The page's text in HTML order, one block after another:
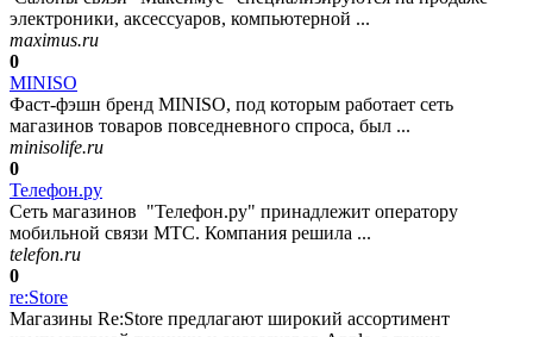
электроники, аксессуаров, компьютерной ...
maximus.ru
0
MINISO
Фаст‑фэшн бренд MINISO, под которым работает сеть
магазинов товаров повседневного спроса, был ...
minisolife.ru
0
Телефон.ру
Сеть магазинов "Телефон.ру" принадлежит оператору
мобильной связи МТС. Компания решила ...
telefon.ru
0
re:Store
Магазины Re:Store предлагают широкий ассортимент